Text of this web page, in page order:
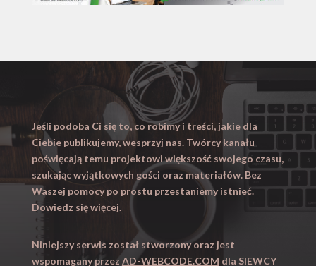
Jeśli podoba Ci się to, co robimy i treści, jakie dla
Ciebie publikujemy, wesprzyj nas. Twórcy kanału
poświęcają temu projektowi większość swojego czasu,
szukając wyjątkowych gości oraz materiałów. Bez
Waszej pomocy po prostu przestaniemy istnieć.
Dowiedz się więcej.
Niniejszy serwis został stworzony oraz jest
wspomagany przez AD-WEBCODE.COM dla SIEWCY